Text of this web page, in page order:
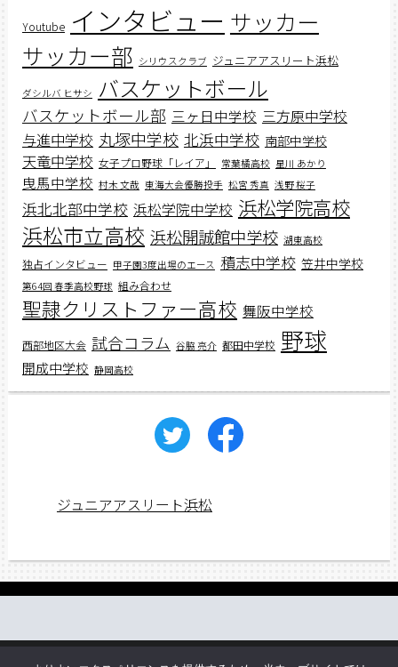
Youtube インタビュー サッカー
サッカー部 シリウスクラブ ジュニアアスリート浜松
ダシルバ ヒサシ バスケットボール
バスケットボール部 三ヶ日中学校 三方原中学校
与進中学校 丸塚中学校 北浜中学校 南部中学校
天竜中学校 女子プロ野球「レイア」 常葉橘高校 星川 あかり
曳馬中学校 村木 文哉 東海大会優勝投手 松宮 秀真 浅野 桜子
浜北北部中学校 浜松学院中学校 浜松学院高校
浜松市立高校 浜松開誠館中学校 湖東高校
独占インタビュー 甲子園3度出場のエース 積志中学校 笠井中学校
第64回 春季高校野球 組み合わせ
聖隷クリストファー高校 舞阪中学校
西部地区大会 試合コラム 谷脇 亮介 都田中学校 野球
開成中学校 静岡高校
ジュニアアスリート浜松